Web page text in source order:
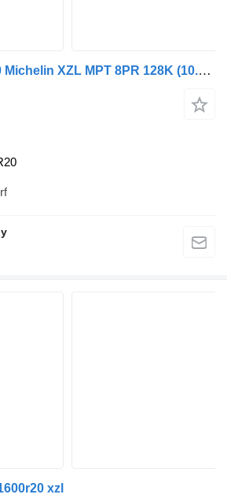
Michelin 275/80R20 Michelin XZL MPT 8PR 128K (10.5R20)
xzl